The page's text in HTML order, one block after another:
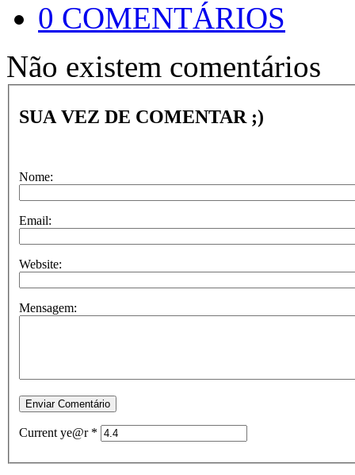
0 COMENTÁRIOS
Não existem comentários
SUA VEZ DE COMENTAR ;)
Nome:
Email:
Website:
Mensagem:
Current ye@r *